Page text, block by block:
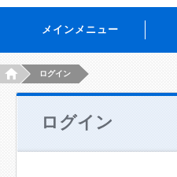
メインメニュー
HOMEログイン
ログイン